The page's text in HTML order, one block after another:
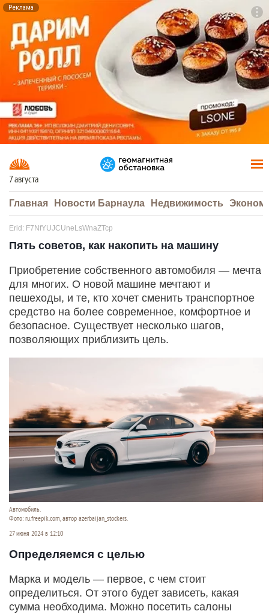
Реклама
7 августа
Главная Новости Барнаула Недвижимость
Erid: F7NfYUJCUneLsWnaZTcp
Пять советов, как накопить на машину
Приобретение собственного автомобиля — мечта
для многих. О новой машине мечтают и
пешеходы, и те, кто хочет сменить транспортное
средство на более современное, комфортное и
безопасное. Существует несколько шагов,
позволяющих приблизить цель.
Автомобиль.
Фото: ru.freepik.com, автор azerbaijan_stockers.
27 июня 2024 в 12:10
Определяемся с целью
Марка и модель — первое, с чем стоит
определиться. От этого будет зависеть, какая
сумма необходима. Можно посетить салоны